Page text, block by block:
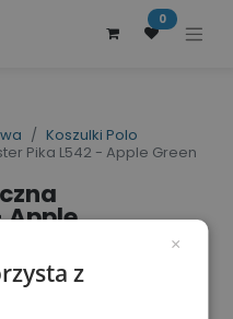
0
Koszulki Polo
Pika L542 - Apple Green
Apple
art.: L542 |
×
z